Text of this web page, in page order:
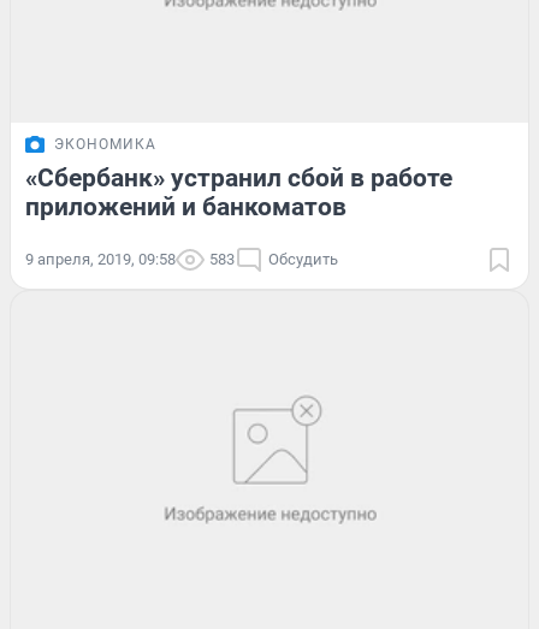
ЭКОНОМИКА
«Сбербанк» устранил сбой в работе
приложений и банкоматов
9 апреля, 2019, 09:58 583 Обсудить